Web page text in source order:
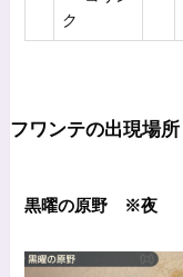
ク
フワンテの出現場所
黒曜の原野 ※夜